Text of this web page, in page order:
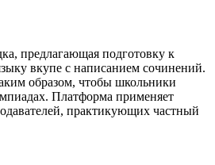
предлагающая подготовку к
вкупе с написанием сочинений.
образом, чтобы школьники
Платформа применяет
практикующих частный